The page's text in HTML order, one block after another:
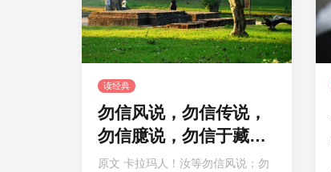
读经典
勿信风说，勿信传说，
勿信臆说，勿信于藏经
之教相合之说
原文 卡拉玛人！汝等勿信风说；勿